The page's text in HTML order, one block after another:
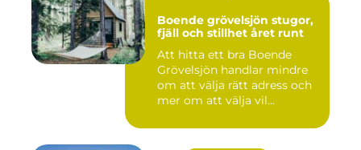
Boende grövelsjön stugor,
fjäll och stillhet året runt
Att hitta ett bra Boende
Grövelsjön handlar mindre
om att välja rätt adress och
mer om att välja vil...